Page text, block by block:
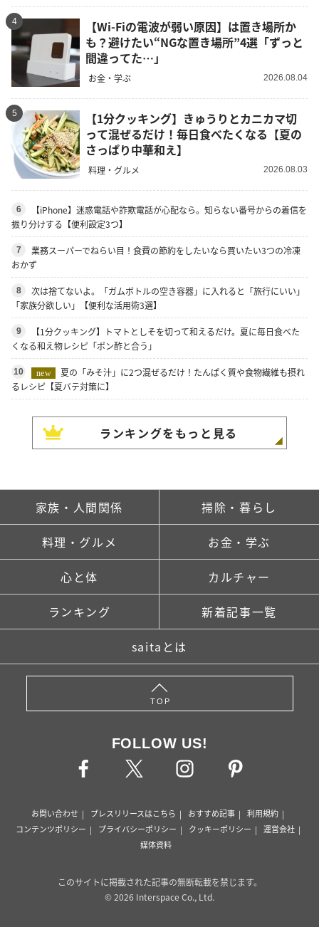
4
【Wi-Fiの電波が弱い原因】は置き場所か
も？避けたい“NGな置き場所”4選「ずっと
間違ってた…」
お金・学ぶ 2026.08.04
5
【1分クッキング】きゅうりとカニカマ切
って混ぜるだけ！毎日食べたくなる【夏の
さっぱり中華和え】
料理・グルメ 2026.08.03
6
【iPhone】迷惑電話や詐欺電話が心配なら。知らない番号からの着信を
振り分けする【便利設定3つ】
7
業務スーパーでねらい目！食費の節約をしたいなら買いたい3つの冷凍
おかず
8
次は捨てないよ。「ガムボトルの空き容器」に入れると「旅行にいい」
「家族分欲しい」【便利な活用術3選】
9
【1分クッキング】トマトとしそを切って和えるだけ。夏に毎日食べた
くなる和え物レシピ「ポン酢と合う」
10 new
夏の「みそ汁」に2つ混ぜるだけ！たんぱく質や食物繊維も摂れ
るレシピ【夏バテ対策に】
ランキングをもっと見る
家族・人間関係 掃除・暮らし
料理・グルメ お金・学ぶ
心と体 カルチャー
ランキング 新着記事一覧
saitaとは
TOP
FOLLOW US!
お問い合わせ プレスリリースはこちら おすすめ記事
利用規約
コンテンツポリシー
プライバシーポリシー クッキーポリシー
運営会社
媒体資料
このサイトに掲載された記事の無断転載を禁じます。
© 2026 Interspace Co., Ltd.